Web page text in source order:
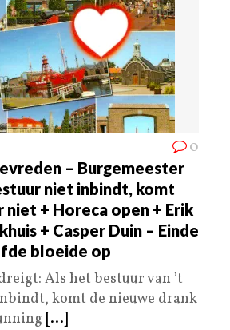
0
– Burgemeester
niet inbindt, komt
niet + Horeca open + Erik
+ Casper Duin – Einde
bloeide op
Als het bestuur van ’t
komt de nieuwe drank
[...]